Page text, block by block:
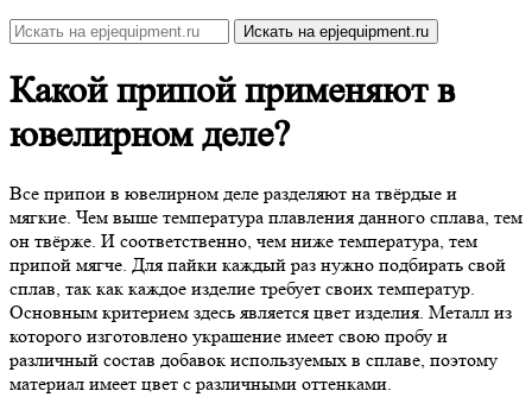
Какой припой применяют в
ювелирном деле?
Все припои в ювелирном деле разделяют на твёрдые и
мягкие. Чем выше температура плавления данного сплава, тем
он твёрже. И соответственно, чем ниже температура, тем
припой мягче. Для пайки каждый раз нужно подбирать свой
сплав, так как каждое изделие требует своих температур.
Основным критерием здесь является цвет изделия. Металл из
которого изготовлено украшение имеет свою пробу и
различный состав добавок используемых в сплаве, поэтому
материал имеет цвет с различными оттенками.